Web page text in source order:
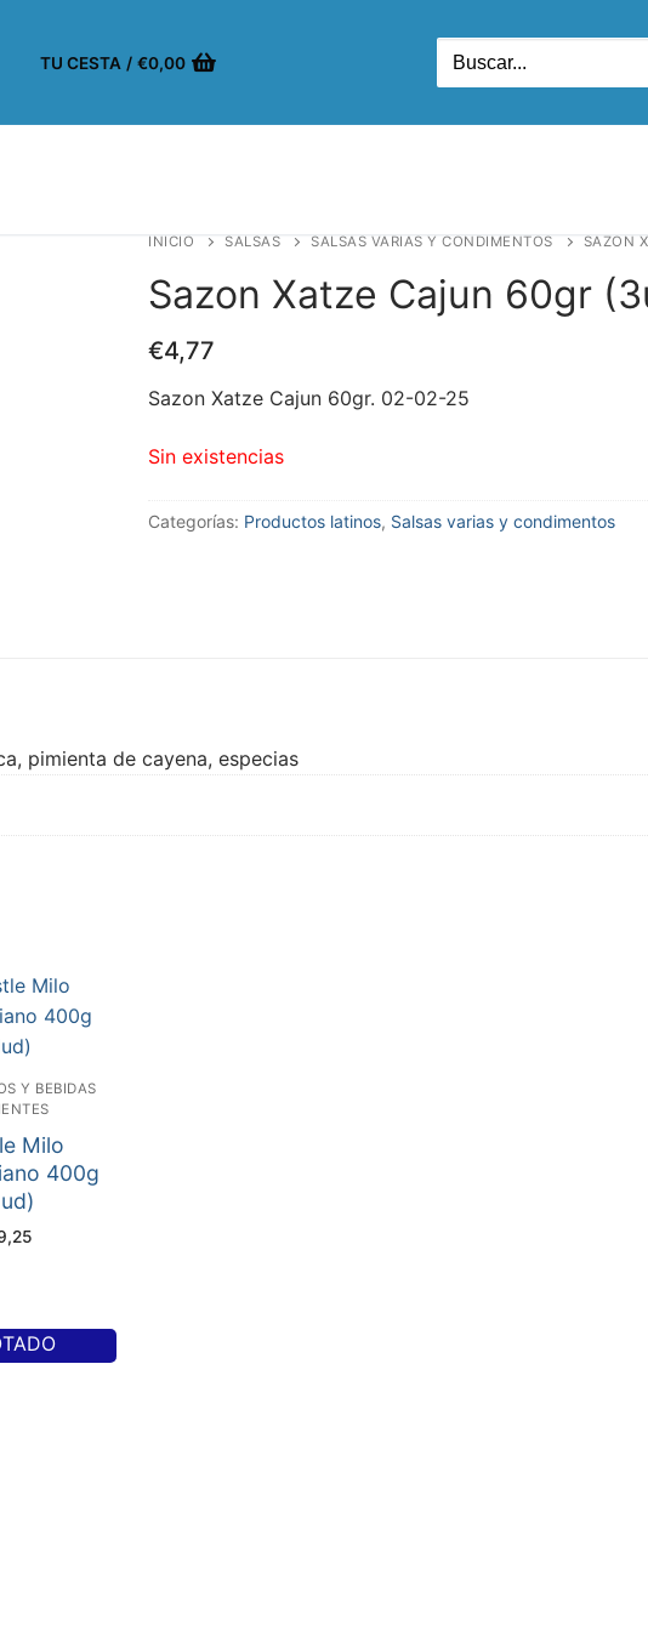
TU CESTA / €0,00
INICIO SALSAS SALSAS VARIAS Y CONDIMENTOS SAZON
Sazon Xatze Cajun 60gr
€4,77
Sazon Xatze Cajun 60gr. 02-02-25
Sin existencias
Categorías: Productos latinos, Salsas varias y condimentos
pimienta de cayena, especias
Y BEBIDAS
Milo
400g